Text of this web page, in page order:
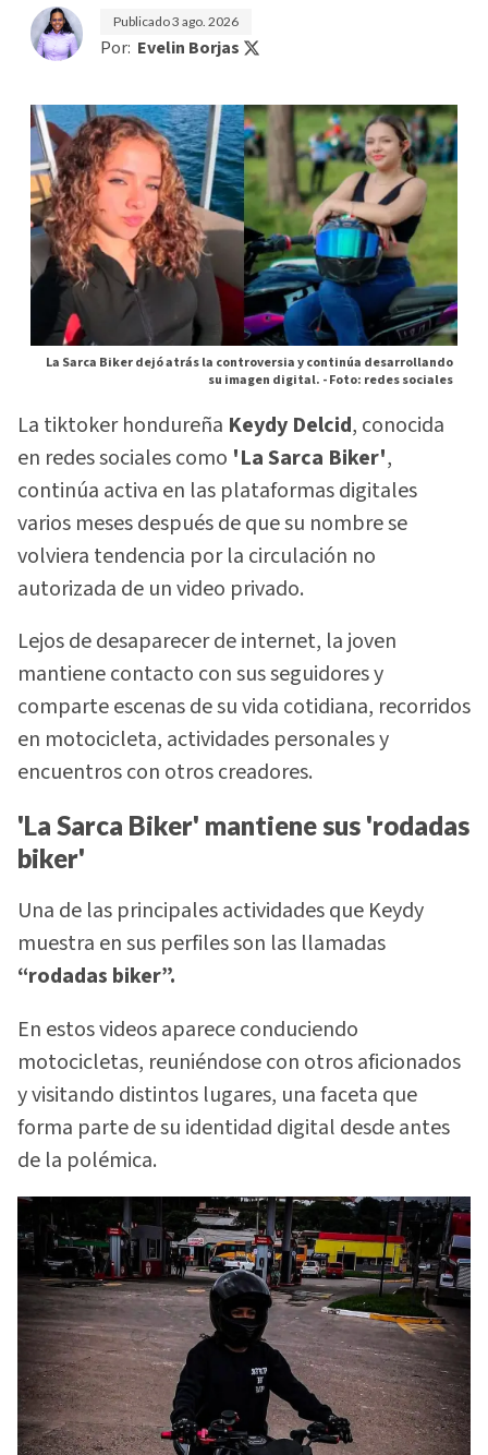
Publicado3 ago. 2026
Por: Evelin Borjas
La Sarca Biker dejó atrás la controversia y continúa desarrollando
su imagen digital. -Foto: redes sociales
La tiktoker hondureña Keydy Delcid, conocida
en redes sociales como 'La Sarca Biker',
continúa activa en las plataformas digitales
varios meses después de que su nombre se
volviera tendencia por la circulación no
autorizada de un video privado.
Lejos de desaparecer de internet, la joven
mantiene contacto con sus seguidores y
comparte escenas de su vida cotidiana, recorridos
en motocicleta, actividades personales y
encuentros con otros creadores.
'La Sarca Biker' mantiene sus 'rodadas
biker'
Una de las principales actividades que Keydy
muestra en sus perfiles son las llamadas
“rodadas biker”.
En estos videos aparece conduciendo
motocicletas, reuniéndose con otros aficionados
y visitando distintos lugares, una faceta que
forma parte de su identidad digital desde antes
de la polémica.